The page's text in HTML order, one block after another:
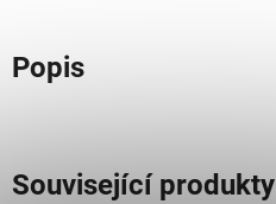
Popis
Související produkty